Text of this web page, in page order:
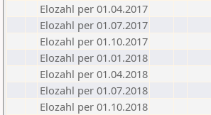
Elozahl per 01.04.2017
Elozahl per 01.07.2017
Elozahl per 01.10.2017
Elozahl per 01.01.2018
Elozahl per 01.04.2018
Elozahl per 01.07.2018
Elozahl per 01.10.2018